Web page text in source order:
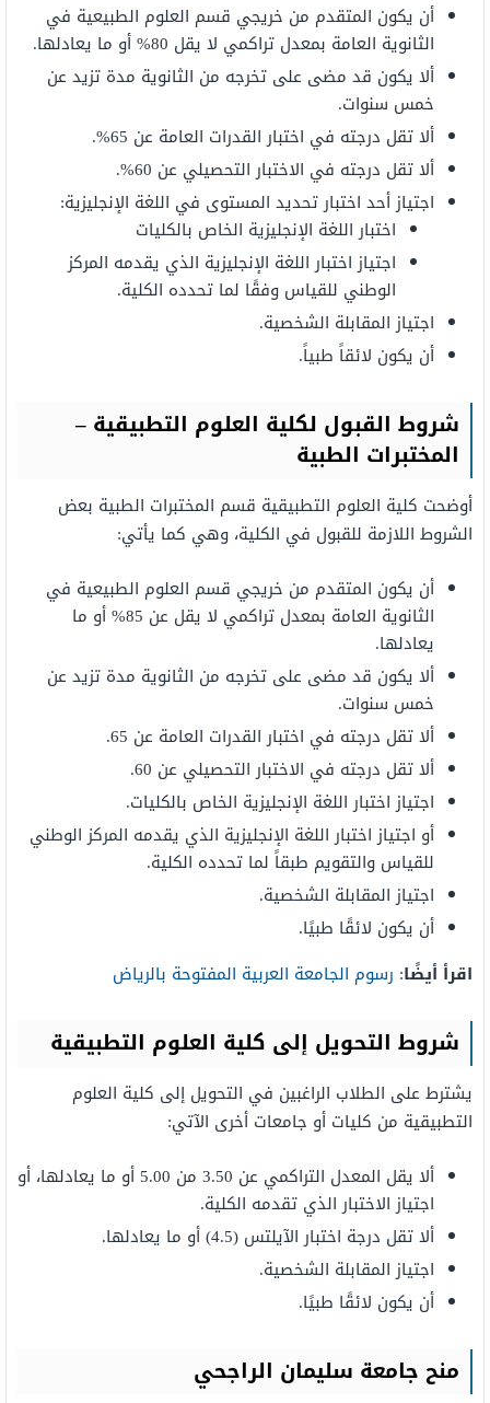
أن يكون المتقدم من خريجي قسم العلوم الطبيعية في
الثانوية العامة بمعدل تراكمي لا يقل 80% أو ما يعادلها.
ألا يكون قد مضى على تخرجه من الثانوية مدة تزيد عن
خمس سنوات.
ألا تقل درجته في اختبار القدرات العامة عن 65%.
ألا تقل درجته في الاختبار التحصيلي عن 60%.
اجتياز أحد اختبار تحديد المستوى في اللغة الإنجليزية:
اختبار اللغة الإنجليزية الخاص بالكليات
اجتياز اختبار اللغة الإنجليزية الذي يقدمه المركز
الوطني للقياس وفقًا لما تحدده الكلية.
اجتياز المقابلة الشخصية.
أن يكون لائقاً طبياً.
شروط القبول لكلیة العلوم التطبیقیة –
المختبرات الطبية
أوضحت كلية العلوم التطبيقية قسم المختبرات الطبية بعض
الشروط اللازمة للقبول في الكلية، وهي كما يأتي:
أن یكون المتقدم من خریجي قسم العلوم الطبیعیة في
الثانویة العامة بمعدل تراكمي لا یقل عن 85% أو ما
یعادلھا.
ألا یكون قد مضى على تخرجه من الثانویة مدة تزید عن
خمس سنوات.
ألا تقل درجته في اختبار القدرات العامة عن 65.
ألا تقل درجته في الاختبار التحصیلي عن 60.
اجتیاز اختبار اللغة الإنجلیزیة الخاص بالكلیات.
أو اجتیاز اختبار اللغة الإنجلیزیة الذي یقدمه المركز الوطني
للقیاس والتقویم طبقاً لما تحدده الكلية.
اجتياز المقابلة الشخصية.
أن يكون لائقًا طبيًا.
اقرأ أيضًا: رسوم الجامعة العربية المفتوحة بالرياض
شروط التحویل إلى كلیة العلوم التطبیقیة
یشترط على الطلاب الراغبین في التحویل إلى كلیة العلوم
التطبیقیة من كلیات أو جامعات أخرى الآتي:
ألا یقل المعدل التراكمي عن 3.50 من 5.00 أو ما یعادلھا، أو
اجتیاز الاختبار الذي تقدمه الكلیة.
ألا تقل درجة اختبار الآيلتس (4.5) أو ما یعادلھا.
اجتياز المقابلة الشخصية.
أن يكون لائقًا طبيًا.
منح جامعة سليمان الراجحي